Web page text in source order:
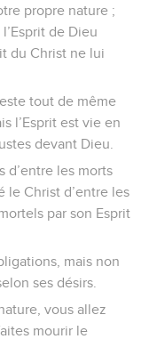
propre nature ;
de Dieu
du Christ ne lui
tout de même
l’Esprit est vie en
devant Dieu.
d’entre les morts
le Christ d’entre les
par son Esprit
mais non
ses désirs.
vous allez
mourir le